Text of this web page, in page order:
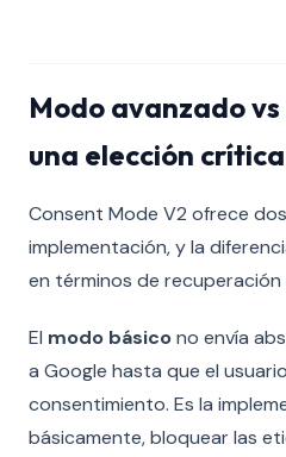
Modo avanzado
una elección crítica
Consent Mode V2 ofrece
implementación, y la
en términos de
El modo básicono envía
a Google hasta que el
consentimiento. Es la
básicamente, bloquear las